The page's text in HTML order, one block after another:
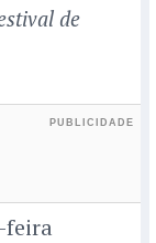
de
feira